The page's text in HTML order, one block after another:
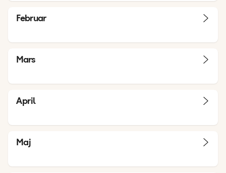
Februar
Mars
April
Maj